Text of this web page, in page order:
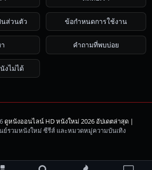
นส่วนตัว ข้อกำหนดการใช้งาน
คำถามที่พบบ่อย
งไม่ได้
ดูหนังออนไลน์ HD หนังใหม่ 2026 อัปเดตล่าสุด |
ย์รวมหนังใหม่ ซีรีส์ และหมวดหมู่ความบันเทิง